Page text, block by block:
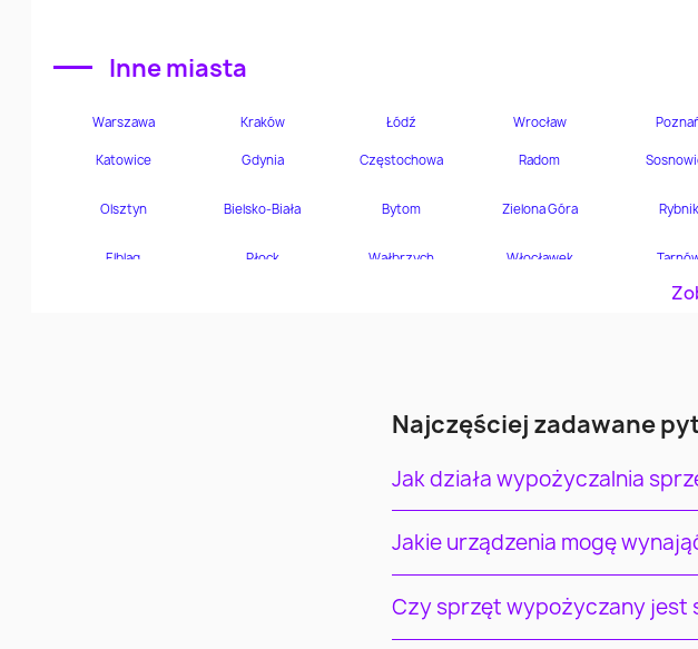
Inne miasta
Najczęściej zadawane
Jak działa wypożyczalnia
Jakie urządzenia mogę
Czy sprzęt wypożyczany jest